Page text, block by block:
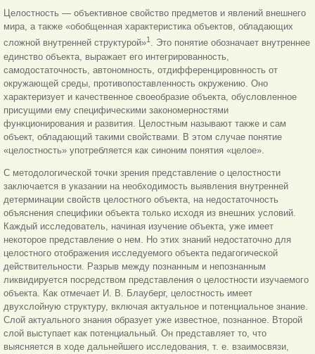
Целостность — объективное свойство предметов и явлений внешнего
мира, а также «обобщенная характеристика объектов, обладающих
сложной внутренней структурой»1 . Это понятие обозначает внутреннее
единство объекта, выражает его интегрированность,
самодостаточность, автономность, отдифференцировнность от
окружающей среды, противопоставленность окружению. Оно
характеризует и качественное своеобразие объекта, обусловленное
присущими ему специфическими закономерностями
функционирования и развития. Целостным называют также и сам
объект, обладающий такими свойствами. В этом случае понятие
«целостность» употребляется как синоним понятия «целое».
С методологической точки зрения представление о целостности
заключается в указании на необходимость выявления внутренней
детерминации свойств целостного объекта, на недостаточность
объяснения специфики объекта только исходя из внешних условий.
Каждый исследователь, начиная изучение объекта, уже имеет
некоторое представление о нем. Но этих знаний недостаточно для
целостного отображения исследуемого объекта педагогической
действительности. Разрыв между познанным и непознанным
ликвидируется посредством представления о целостности изучаемого
объекта. Как отмечает И. В. Блауберг, целостность имеет
двухслойную структуру, включая актуальное и потенциальное знание.
Слой актуального знания образует уже известное, познанное. Второй
слой выступает как потенциальный. Он представляет то, что
выясняется в ходе дальнейшего исследования, т. е. взаимосвязи,